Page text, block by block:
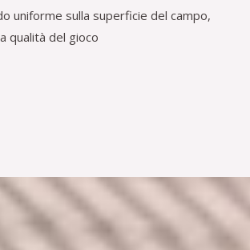
uniforme sulla superficie del campo,
qualità del gioco